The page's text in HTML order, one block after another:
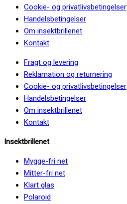
Cookie- og privatlivsbetingelser
Handelsbetingelser
Om insektbrillenet
Kontakt
Fragt og levering
Reklamation og returnering
Cookie- og privatlivsbetingelser
Handelsbetingelser
Om insektbrillenet
Kontakt
Insektbrillenet
Mygge-fri net
Mitter-fri net
Klart glas
Polaroid